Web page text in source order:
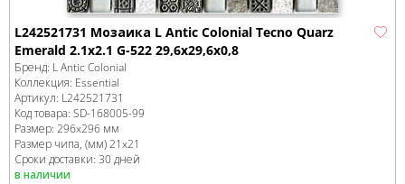
L242521731 Мозаика L Antic Colonial Tecno Quarz
Emerald 2.1x2.1 G-522 29,6x29,6x0,8
Бренд: L Antic Colonial
Коллекция: Essential
Артикул: L242521731
Код товара: SD-168005-99
Размер: 296x296 мм
Размер чипа, (мм)21x21
Сроки доставки: 30 дней
в наличии